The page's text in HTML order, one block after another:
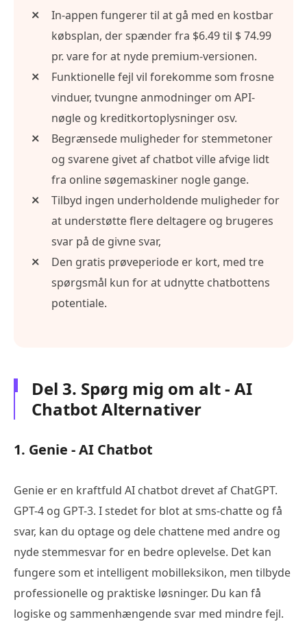
In-appen fungerer til at gå med en kostbar
købsplan, der spænder fra $6.49 til $ 74.99
pr. vare for at nyde premium-versionen.
Funktionelle fejl vil forekomme som frosne
vinduer, tvungne anmodninger om API-
nøgle og kreditkortoplysninger osv.
Begrænsede muligheder for stemmetoner
og svarene givet af chatbot ville afvige lidt
fra online søgemaskiner nogle gange.
Tilbyd ingen underholdende muligheder for
at understøtte flere deltagere og brugeres
svar på de givne svar,
Den gratis prøveperiode er kort, med tre
spørgsmål kun for at udnytte chatbottens
potentiale.
Del 3. Spørg mig om alt - AI
Chatbot Alternativer
1. Genie - AI Chatbot
Genie er en kraftfuld AI chatbot drevet af ChatGPT.
GPT-4 og GPT-3. I stedet for blot at sms-chatte og få
svar, kan du optage og dele chattene med andre og
nyde stemmesvar for en bedre oplevelse. Det kan
fungere som et intelligent mobilleksikon, men tilbyde
professionelle og praktiske løsninger. Du kan få
logiske og sammenhængende svar med mindre fejl.